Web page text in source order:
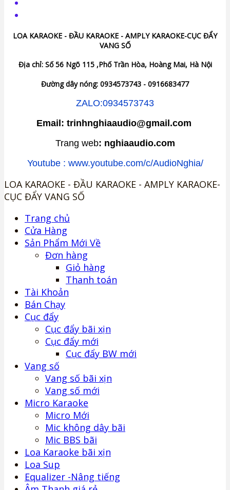
LOA KARAOKE - ĐẦU KARAOKE - AMPLY KARAOKE-CỤC ĐẨY
VANG SỐ
Địa chỉ: Số 56 Ngõ 115 ,Phố Trần Hòa, Hoàng Mai, Hà Nội
Đường dây nóng: 0934573743 - 0916683477
ZALO:0934573743
Email: trinhnghiaaudio@gmail.com
Trang web: nghiaaudio.com
Youtube : www.youtube.com/c/AudioNghia/
LOA KARAOKE - ĐẦU KARAOKE - AMPLY KARAOKE-
CỤC ĐẨY VANG SỐ
Trang chủ
Cửa Hàng
Sản Phẩm Mới Về
Đơn hàng
Giỏ hàng
Thanh toán
Tài Khoản
Bán Chạy
Cục đẩy
Cục đẩy bãi xịn
Cục đẩy mới
Cục đẩy BW mới
Vang số
Vang số bãi xịn
Vang số mới
Micro Karaoke
Micro Mới
Mic không dây bãi
Mic BBS bãi
Loa Karaoke bãi xịn
Loa Sup
Equalizer -Nâng tiếng